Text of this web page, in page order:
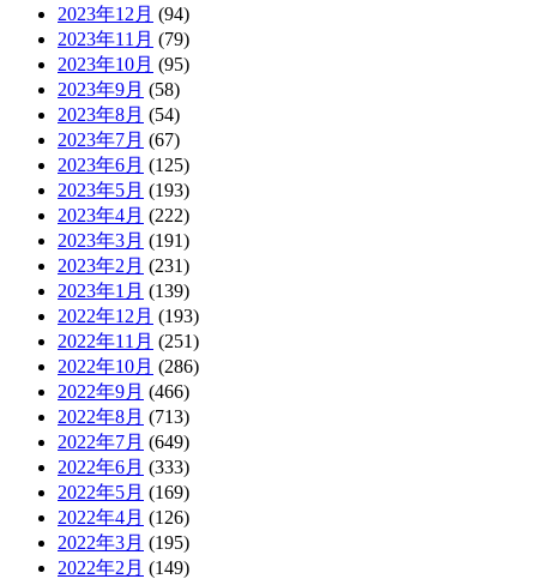
2023年12月 (94)
2023年11月 (79)
2023年10月 (95)
2023年9月 (58)
2023年8月 (54)
2023年7月 (67)
2023年6月 (125)
2023年5月 (193)
2023年4月 (222)
2023年3月 (191)
2023年2月 (231)
2023年1月 (139)
2022年12月 (193)
2022年11月 (251)
2022年10月 (286)
2022年9月 (466)
2022年8月 (713)
2022年7月 (649)
2022年6月 (333)
2022年5月 (169)
2022年4月 (126)
2022年3月 (195)
2022年2月 (149)